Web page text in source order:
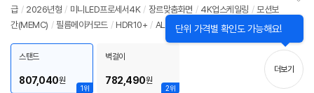
뷰
급 / 2026년형 / 미니LED프로세서4K / 장르맞춤화면 / 4K업스케일링 / 모션보
간(MEMC) / 필름메이커모드 / HDR10+ / ALLM / HGIG / VRR(60Hz) / DL
출시가: 1,190,000원
정
펼
기
1위
스탠드
807,040원
2위
벽걸이
782,490원
더보기